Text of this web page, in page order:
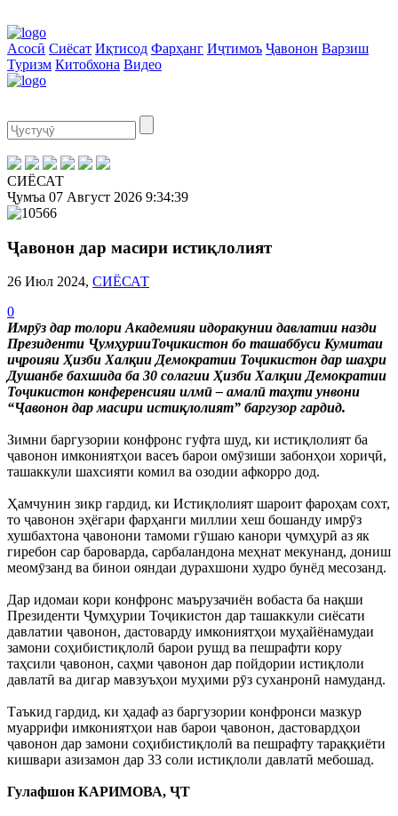
Асосӣ Сиёсат Иқтисод Фарҳанг Иҷтимоъ Ҷавонон Варзиш
Туризм Китобхона Видео
СИЁСАТ
Ҷумъа 07 Август 2026 9:34:39
Ҷавонон дар масири истиқлолият
26 Июл 2024, СИЁСАТ
0
Имрӯз дар толори Академияи идоракунии давлатии назди
Президенти ҶумҳурииТоҷикистон бо ташаббуси Кумитаи
иҷроияи Ҳизби Халқии Демократии Тоҷикистон дар шаҳри
Душанбе бахшида ба 30 солагии Ҳизби Халқии Демократии
Тоҷикистон конференсияи илмӣ – амалӣ таҳти унвони
“Ҷавонон дар масири истиқлолият” баргузор гардид.
Зимни баргузории конфронс гуфта шуд, ки истиқлолият ба
ҷавонон имкониятҳои васеъ барои омӯзиши забонҳои хориҷӣ,
ташаккули шахсияти комил ва озодии афкорро дод.
Ҳамчунин зикр гардид, ки Истиқлолият шароит фароҳам сохт,
то ҷавонон эҳёгари фарҳанги миллии хеш бошанду имрӯз
хушбахтона ҷавонони тамоми гӯшаю канори ҷумҳурӣ аз як
гиребон сар бароварда, сарбаландона меҳнат мекунанд, дониш
меомӯзанд ва бинои ояндаи дурахшони худро бунёд месозанд.
Дар идомаи кори конфронс маърузачиён вобаста ба нақши
Президенти Ҷумҳурии Тоҷикистон дар ташаккули сиёсати
давлатии ҷавонон, дастоварду имкониятҳои муҳайёнамудаи
замони соҳибистиқлолӣ барои рушд ва пешрафти кору
таҳсили ҷавонон, саҳми ҷавонон дар пойдории истиқлоли
давлатӣ ва дигар мавзуъҳои муҳими рӯз суханронӣ намуданд.
Таъкид гардид, ки ҳадаф аз баргузории конфронси мазкур
муаррифи имкониятҳои нав барои ҷавонон, дастовардҳои
ҷавонон дар замони соҳибистиқлолӣ ва пешрафту тараққиёти
кишвари азизамон дар 33 соли истиқлоли давлатӣ мебошад.
Гулафшон КАРИМОВА, ҶТ